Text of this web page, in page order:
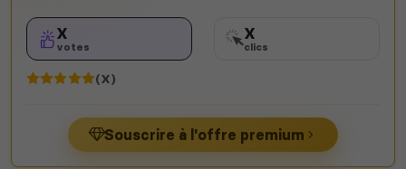
X
votes
X
clics
(X)
Souscrire à l'offre premium